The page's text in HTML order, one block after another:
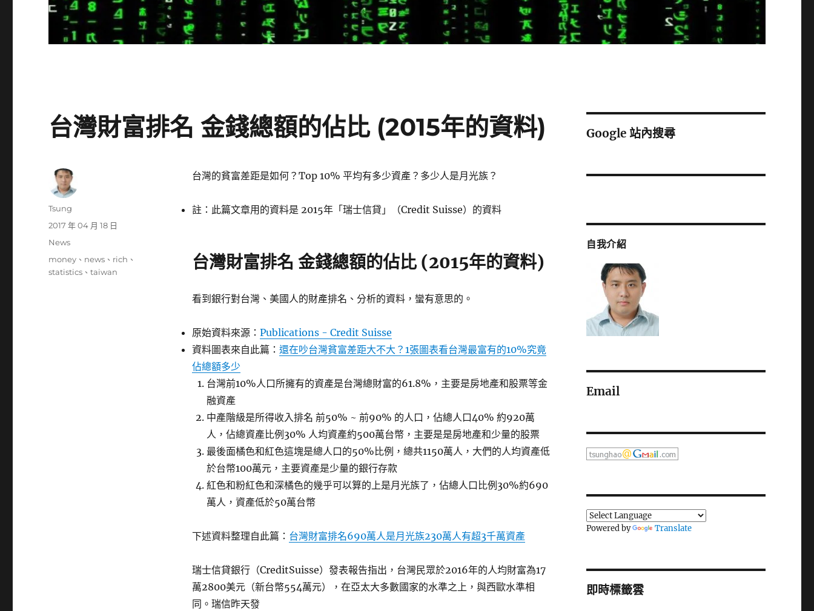
台灣財富排名 金錢總額的佔比 (2015年的資料)
台灣的貧富差距是如何？Top 10% 平均有多少資產？多少人是月光族？
註：此篇文章用的資料是 2015年「瑞士信貸」（Credit Suisse）的資料
台灣財富排名 金錢總額的佔比 (2015年的資料)
看到銀行對台灣、美國人的財產排名、分析的資料，蠻有意思的。
原始資料來源： Publications - Credit Suisse
資料圖表來自此篇： 還在吵台灣貧富差距大不大？1張圖表看台灣最富有的10%究竟
佔總額多少
台灣前10%人口所擁有的資產是台灣總財富的61.8%，主要是房地產和股票等金
融資產
中產階級是所得收入排名 前50% ~ 前90% 的人口，佔總人口40% 約920萬
人，佔總資產比例30% 人均資產約500萬台幣，主要是是房地產和少量的股票
最後面橘色和紅色這塊是總人口的50%比例，總共1150萬人，大們的人均資產低
於台幣100萬元，主要資產是少量的銀行存款
紅色和粉紅色和深橘色的幾乎可以算的上是月光族了，佔總人口比例30%約690
萬人，資產低於50萬台幣
下述資料整理自此篇： 台灣財富排名690萬人是月光族230萬人有超3千萬資產
瑞士信貸銀行（CreditSuisse）發表報告指出，台灣民眾於2016年的人均財富為17
萬2800美元（新台幣554萬元），在亞太大多數國家的水準之上，與西歐水準相
同。瑞信昨天發
作
Tsung
發
期:
2017 年 04 月 18 日
分
News
標
籤
money 、 news 、 rich 、
statistics 、taiwan
Google 站內搜尋
自我介紹
Email
Powered by Translate
即時標籤雲